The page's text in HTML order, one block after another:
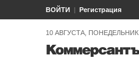
ВОЙТИ Регистрация
10 АВГУСТА, ПОНЕДЕЛЬНИК